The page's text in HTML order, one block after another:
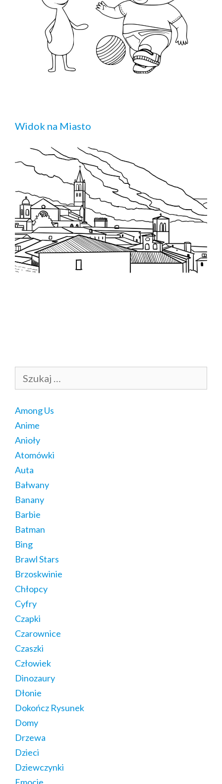
Widok na Miasto
Among Us
Anime
Anioły
Atomówki
Auta
Bałwany
Banany
Barbie
Batman
Bing
Brawl Stars
Brzoskwinie
Chłopcy
Cyfry
Czapki
Czarownice
Czaszki
Człowiek
Dinozaury
Dłonie
Dokończ Rysunek
Domy
Drzewa
Dzieci
Dziewczynki